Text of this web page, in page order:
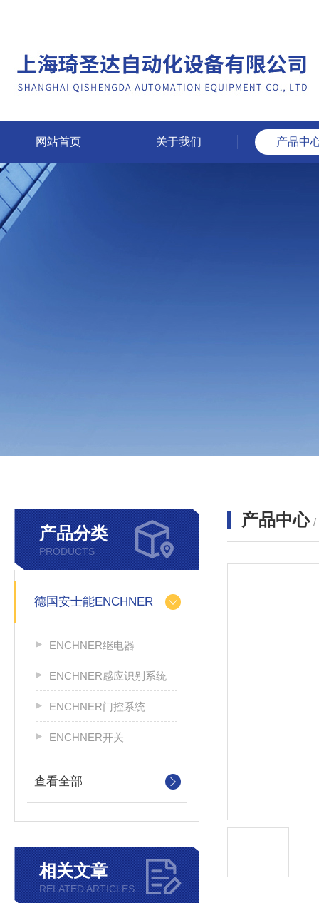
网站首页 关于我们 产品中
产品分类
PRODUCTS
德国安士能ENCHNER
ENCHNER继电器
ENCHNER感应识别系统
ENCHNER门控系统
ENCHNER开关
查看全部
相关文章
RELATED ARTICLES
产品中心 /